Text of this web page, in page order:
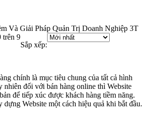
trên 9
Sắp xếp:
chính là mục tiêu chung của tất cả hình
nhiên đối với bán hàng online thì Website
để tiếp xúc được khách hàng tiềm năng.
Website một cách hiệu quả khi bắt đầu.